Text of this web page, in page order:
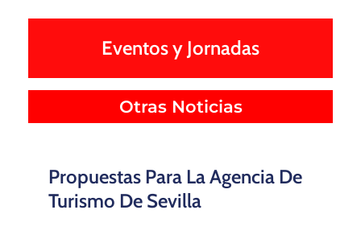
Eventos y Jornadas
Otras Noticias
Propuestas Para La Agencia De
Turismo De Sevilla